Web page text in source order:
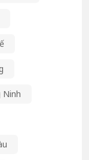
Ninh